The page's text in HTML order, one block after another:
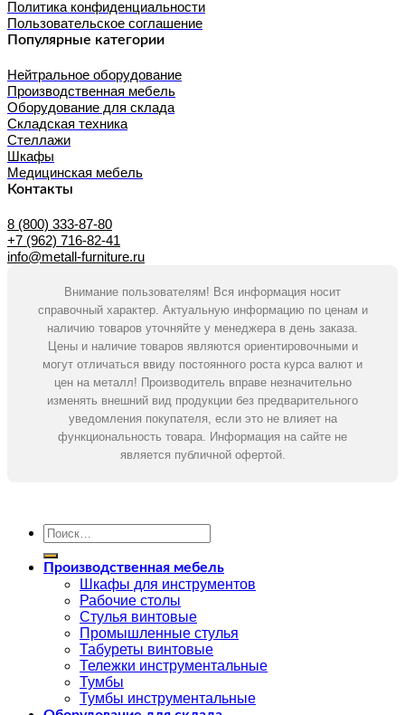
Политика конфиденциальности
Пользовательское соглашение
Популярные категории
Нейтральное оборудование
Производственная мебель
Оборудование для склада
Складская техника
Стеллажи
Шкафы
Медицинская мебель
Контакты
8 (800) 333-87-80
+7 (962) 716-82-41
info@metall-furniture.ru
Внимание пользователям! Вся информация носит
справочный характер. Актуальную информацию по ценам и
наличию товаров уточняйте у менеджера в день заказа.
Цены и наличие товаров являются ориентировочными и
могут отличаться ввиду постоянного роста курса валют и
цен на металл! Производитель вправе незначительно
изменять внешний вид продукции без предварительного
уведомления покупателя, если это не влияет на
функциональность товара. Информация на сайте не
является публичной офертой.
Искать:
Производственная мебель
Шкафы для инструментов
Рабочие столы
Стулья винтовые
Промышленные стулья
Табуреты винтовые
Тележки инструментальные
Тумбы
Тумбы инструментальные